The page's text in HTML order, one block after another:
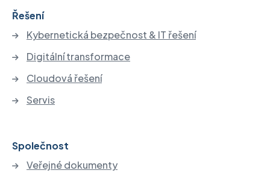
Řešení
Kybernetická bezpečnost & IT řešení
Digitální transformace
Cloudová řešení
Servis
Společnost
Veřejné dokumenty